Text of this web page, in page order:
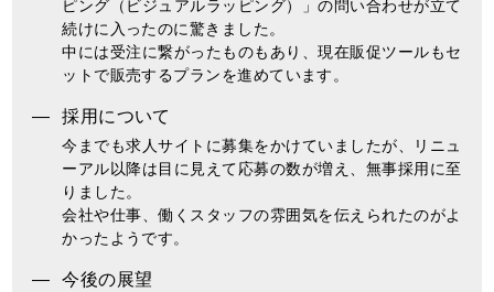
ピング（ビジュアルラッピング）」の問い合わせが立て
続けに入ったのに驚きました。
中には受注に繋がったものもあり、現在販促ツールもセ
ットで販売するプランを進めています。
採用について
今までも求人サイトに募集をかけていましたが、リニュ
ーアル以降は目に見えて応募の数が増え、無事採用に至
りました。
会社や仕事、働くスタッフの雰囲気を伝えられたのがよ
かったようです。
今後の展望